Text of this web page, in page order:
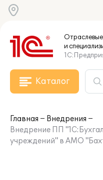
Отраслевые
и
Каталог
Главная
Внедрения
Внедрение ПП
учреждений" в АМО